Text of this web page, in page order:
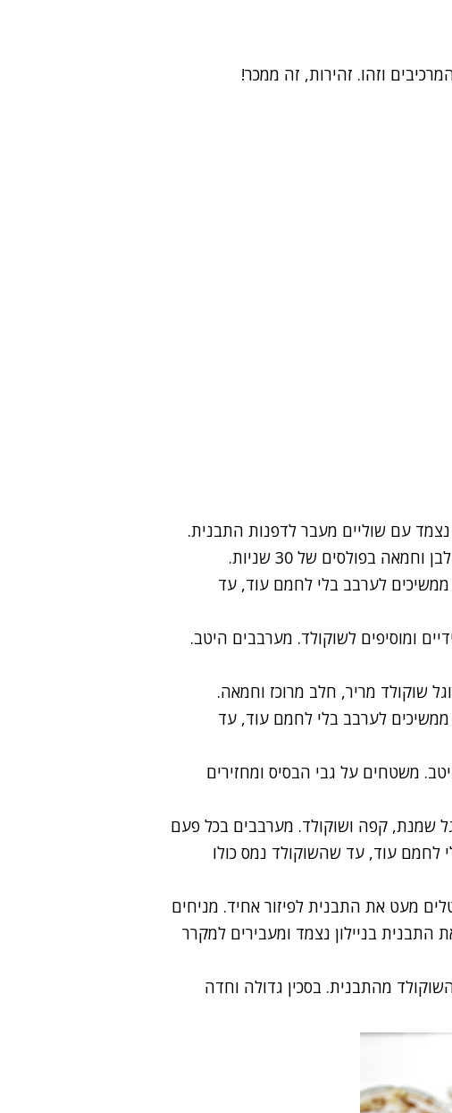
וזהו. זהירות, זה ממכר!
2. מכינים את הבסיס: ממיסים יחד במיקרוגל שוקולד לבן וחמאה בפולסים של 30 שניות.
לערבב בלי לחמם עוד, עד
ומוסיפים לשוקולד. מערבבים היטב.
שוקולד מריר, חלב מרוכז וחמאה.
לערבב בלי לחמם עוד, עד
משטחים על גבי הבסיס ומחזירים
שמנת, קפה ושוקולד. מערבבים בכל פעם
לחמם עוד, עד שהשוקולד נמס כולו
מעט את התבנית לפיזור אחיד. מניחים
בניילון נצמד ומעבירים למקרר
מהתבנית. בסכין גדולה וחדה